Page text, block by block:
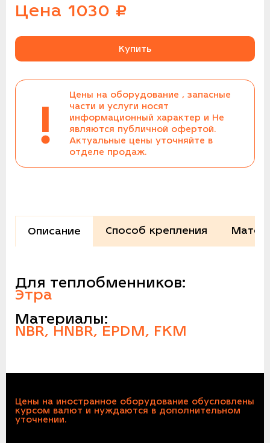
Цена 1030 ₽
Купить
!
Цены на оборудование , запасные
части и услуги носят
информационный характер и Не
являются публичной офертой.
Актуальные цены уточняйте в
отделе продаж.
Описание Способ крепления
Для теплобменников:
Этра
Материалы:
NBR, HNBR, EPDM, FKM
Цены на иностранное оборудование обусловлены
курсом валют и нуждаются в дополнительном
уточнении.